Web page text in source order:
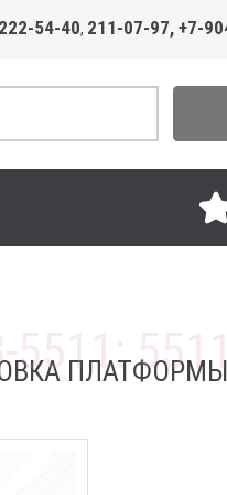
222-54-40, 211-07-97, +7-
ПЛАТФОРМЫ